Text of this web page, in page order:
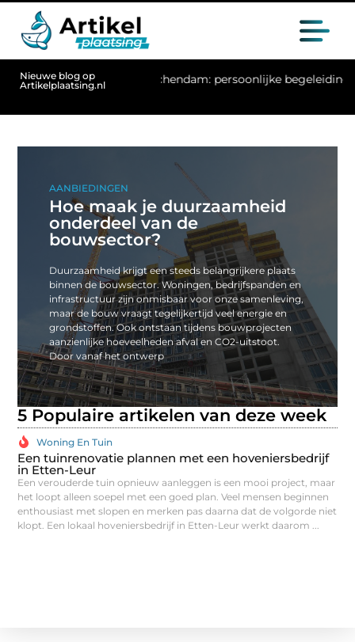
Nieuwe blog op
Artikelplaatsing.nlpersoonlijke begeleiding voor beter bewegen
AANBIEDINGEN
Hoe maak je duurzaamheid
onderdeel van de
bouwsector?
Duurzaamheid krijgt een steeds belangrijkere plaats
binnen de bouwsector. Woningen, bedrijfspanden en
infrastructuur zijn onmisbaar voor onze samenleving,
maar de bouw vraagt tegelijkertijd veel energie en
grondstoffen. Ook ontstaan tijdens bouwprojecten
aanzienlijke hoeveelheden afval en CO2-uitstoot.
Door vanaf het ontwerp
5 Populaire artikelen van deze week
Woning En Tuin
Een tuinrenovatie plannen met een hoveniersbedrijf
in Etten-Leur
Een verouderde tuin opnieuw aanleggen is een mooi project, maar
het loopt alleen soepel met een goed plan. Veel mensen beginnen
enthousiast met slopen en merken pas daarna dat de volgorde niet
klopt. Een lokaal hoveniersbedrijf in Etten-Leur werkt daarom ...